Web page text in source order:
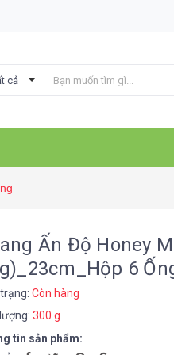
cả
Ấn Độ Honey
6
Còn hàng
300 g
tin sản phẩm: